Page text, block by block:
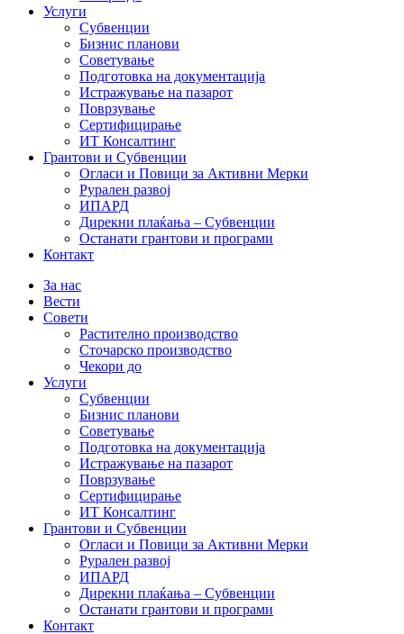
Услуги
Субвенции
Бизнис планови
Советување
Подготовка на документација
Истражување на пазарот
Поврзување
Сертифицирање
ИТ Консалтинг
Грантови и Субвенции
Огласи и Повици за Активни Мерки
Рурален развој
ИПАРД
Дирекни плаќања – Субвенции
Останати грантови и програми
Контакт
За нас
Вести
Совети
Растително производство
Сточарско производство
Чекори до
Услуги
Субвенции
Бизнис планови
Советување
Подготовка на документација
Истражување на пазарот
Поврзување
Сертифицирање
ИТ Консалтинг
Грантови и Субвенции
Огласи и Повици за Активни Мерки
Рурален развој
ИПАРД
Дирекни плаќања – Субвенции
Останати грантови и програми
Контакт